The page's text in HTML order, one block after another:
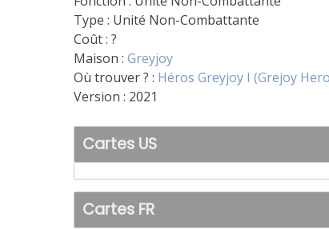
Type : Unité Non-Combattante
Coût : ?
Maison : Greyjoy
Où trouver ? : Héros Greyjoy I (Grejoy
Version : 2021
Cartes US
Cartes FR